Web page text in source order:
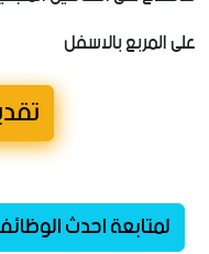
على المربع بالاسفل
لمتابعة احدث